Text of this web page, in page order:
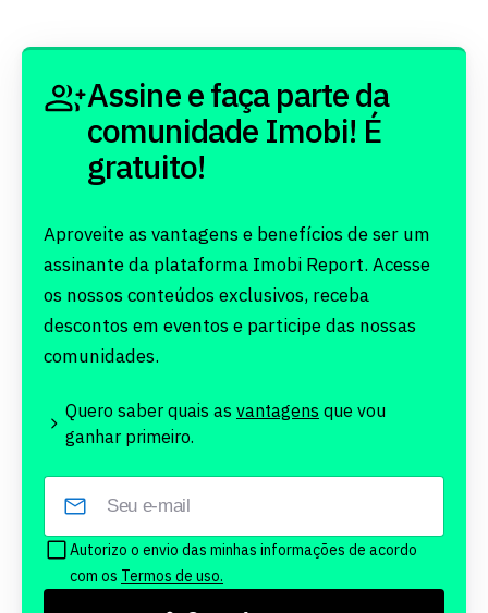
Assine e faça parte da
comunidade Imobi! É
gratuito!
Aproveite as vantagens e benefícios de ser um
assinante da plataforma Imobi Report. Acesse
os nossos conteúdos exclusivos, receba
descontos em eventos e participe das nossas
comunidades.
Quero saber quais as vantagens que vou
ganhar primeiro.
Autorizo o envio das minhas informações de acordo
com os Termos de uso.